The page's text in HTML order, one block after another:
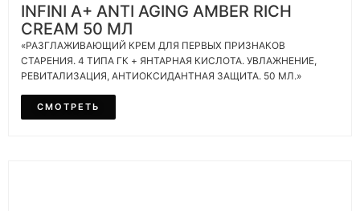
INFINI A+ ANTI AGING AMBER RICH
CREAM 50 МЛ
«РАЗГЛАЖИВАЮЩИЙ КРЕМ ДЛЯ ПЕРВЫХ ПРИЗНАКОВ
СТАРЕНИЯ. 4 ТИПА ГК + ЯНТАРНАЯ КИСЛОТА. УВЛАЖНЕНИЕ,
РЕВИТАЛИЗАЦИЯ, АНТИОКСИДАНТНАЯ ЗАЩИТА. 50 МЛ.»
СМОТРЕТЬ